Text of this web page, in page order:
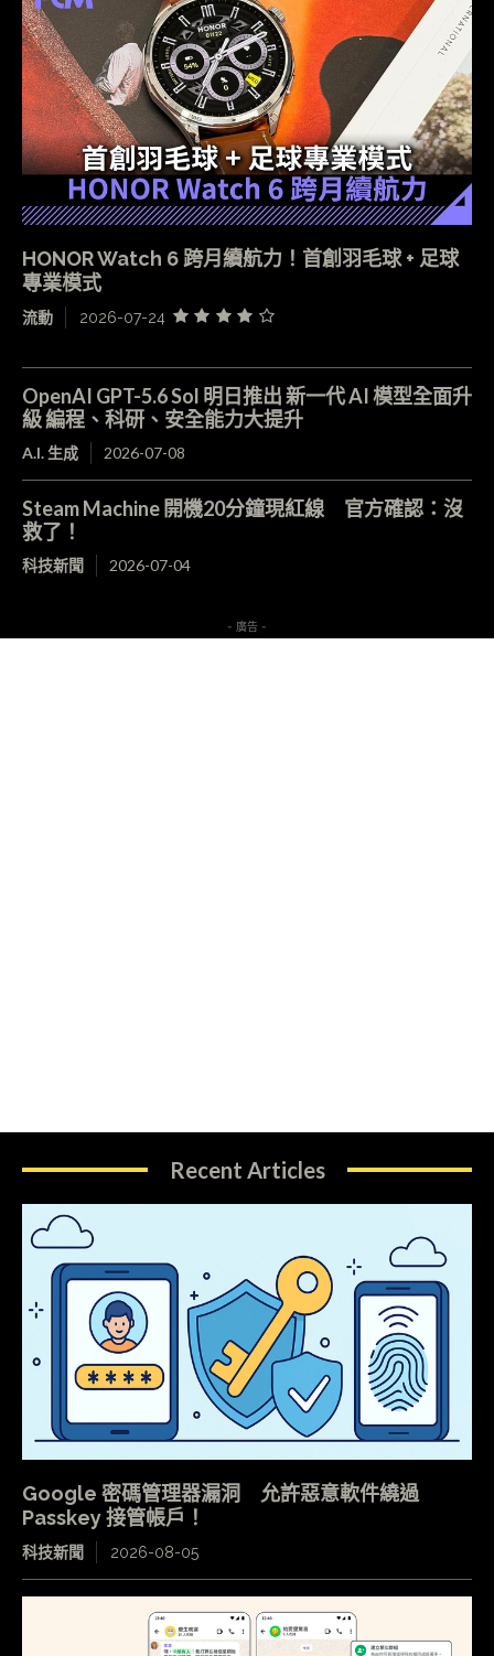
HONOR Watch 6 跨月續航力！首創羽毛球 + 足球
專業模式
流動 2026-07-24
OpenAI GPT-5.6 Sol 明日推出 新一代 AI 模型全面升
級 編程、科研、安全能力大提升
A.I. 生成 2026-07-08
Steam Machine 開機20分鐘現紅線 官方確認：沒
救了！
科技新聞 2026-07-04
- 廣告 -
Recent Articles
Google 密碼管理器漏洞 允許惡意軟件繞過
Passkey 接管帳戶！
科技新聞 2026-08-05